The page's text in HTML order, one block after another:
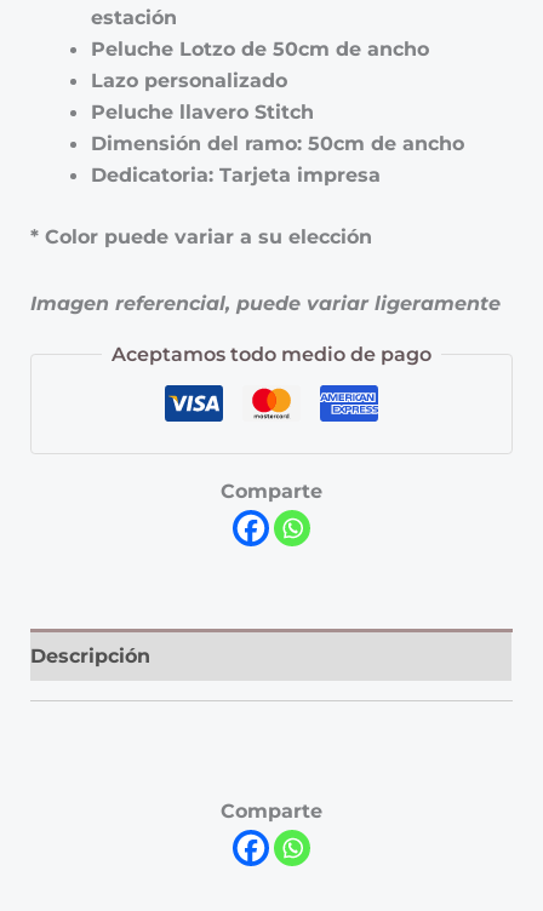
estación
Peluche Lotzo de 50cm de ancho
Lazo personalizado
Peluche llavero Stitch
Dimensión del ramo: 50cm de ancho
Dedicatoria: Tarjeta impresa
* Color puede variar a su elección
Imagen referencial, puede variar ligeramente
Aceptamos todo medio de pago
Comparte
Descripción
Comparte